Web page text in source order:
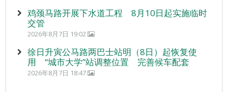
鸡颈马路开展下水道工程 8月10日起实施临时
交管
2026年8月7日 19:02
徐日升寅公马路两巴士站明（8日）起恢复使
用 “城市大学”站调整位置 完善候车配套
2026年8月7日 18:47